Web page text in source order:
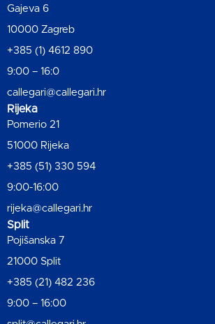
Gajeva 6
10000 Zagreb
+385 (1) 4612 890
9:00 – 16:0
callegari@callegari.hr
Rijeka
Pomerio 21
51000 Rijeka
+385 (51) 330 594
9:00-16:00
rijeka@callegari.hr
Split
Pojišanska 7
21000 Split
+385 (21) 482 236
9:00 – 16:00